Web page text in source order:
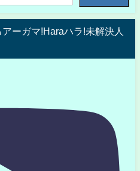
ーガマ!Haraハラ!未解決人